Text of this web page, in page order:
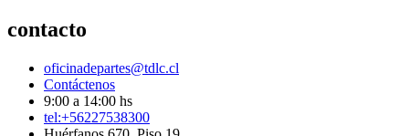
contacto
oficinadepartes@tdlc.cl
Contáctenos
9:00 a 14:00 hs
tel:+56227538300